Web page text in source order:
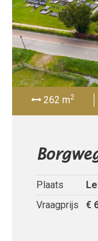
262 m2
Plaats
Vraagprijs
€